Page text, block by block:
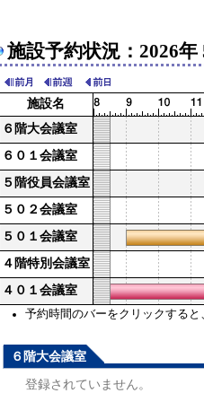
施設予約状況：2026年
施設名
予約時間のバーをクリックすると
６階大会議室
６０１会議室
５階役員会議室
５０２会議室
５０１会議室
４階特別会議室
４０１会議室
６階大会議室
登録されていません。